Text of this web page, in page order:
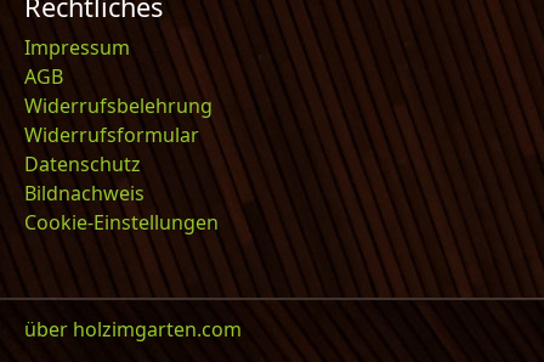
Impressum
AGB
Widerrufsbelehrung
Widerrufsformular
Datenschutz
Bildnachweis
Cookie-Einstellungen
über holzimgarten.com